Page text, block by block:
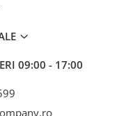
09:00 - 17:00